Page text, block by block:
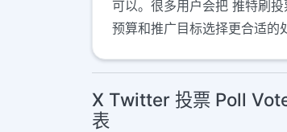
可以。很多用户会把 推特刷
预算和推广目标选择更合适的
X Twitter 投票 Poll
表